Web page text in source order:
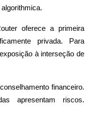
oferece a primeira
privada. Para
à interseção de
financeiro.
apresentam riscos.